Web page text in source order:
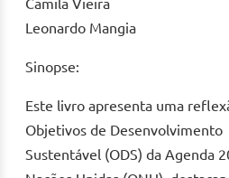
Camila Vieira
Leonardo Mangia
Sinopse:
Este livro apresenta uma
Objetivos de Desenvolvimento
Sustentável (ODS) da Agenda